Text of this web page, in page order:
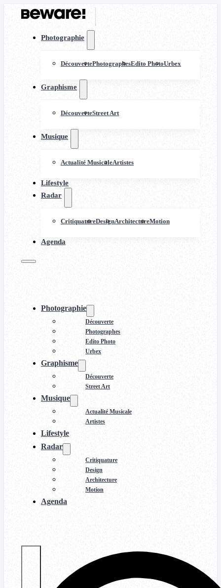
Photographie
DécouvertePhotographesEdito PhotoUrbex
Graphisme
DécouverteStreet Art
Musique
Actualité MusicaleArtistes
Lifestyle
Radar
CritiquatureDesignArchitectureMotion
Agenda
Photographie
Découverte
Photographes
Edito Photo
Urbex
Graphisme
Découverte
Street Art
Musique
Actualité Musicale
Artistes
Lifestyle
Radar
Critiquature
Design
Architecture
Motion
Agenda